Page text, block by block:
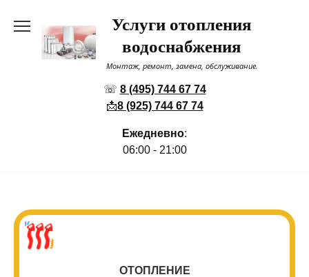
содержанию
Услуги отопления
водоснабжения
Монтаж, ремонт, замена, обслуживание.
☏ 8 (495) 744 67 74
📩8 (925) 744 67 74
Ежедневно:
06:00 - 21:00
ОТОПЛЕНИЕ